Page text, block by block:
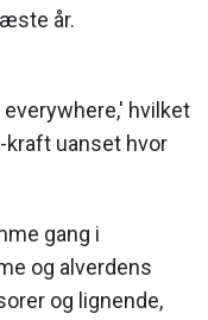
år.
hvilket
uanset hvor
gang i
og alverdens
og lignende,